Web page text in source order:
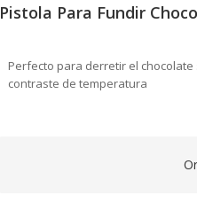
Pistola Para Fundir
Perfecto para derretir el
contraste de temperatura